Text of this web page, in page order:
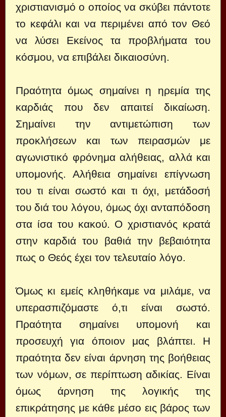
χριστιανισμό ο οποίος να σκύβει πάντοτε
το κεφάλι και να περιμένει από τον Θεό
να λύσει Εκείνος τα προβλήματα του
κόσμου, να επιβάλει δικαιοσύνη.
Πραότητα όμως σημαίνει η ηρεμία της
καρδιάς που δεν απαιτεί δικαίωση.
Σημαίνει την αντιμετώπιση των
προκλήσεων και των πειρασμών με
αγωνιστικό φρόνημα αλήθειας, αλλά και
υπομονής. Αλήθεια σημαίνει επίγνωση
του τι είναι σωστό και τι όχι, μετάδοσή
του διά του λόγου, όμως όχι ανταπόδοση
στα ίσα του κακού. Ο χριστιανός κρατά
στην καρδιά του βαθιά την βεβαιότητα
πως ο Θεός έχει τον τελευταίο λόγο.
Όμως κι εμείς κληθήκαμε να μιλάμε, να
υπερασπιζόμαστε ό,τι είναι σωστό.
Πραότητα σημαίνει υπομονή και
προσευχή για όποιον μας βλάπτει. Η
πραότητα δεν είναι άρνηση της βοήθειας
των νόμων, σε περίπτωση αδικίας. Είναι
όμως άρνηση της λογικής της
επικράτησης με κάθε μέσο εις βάρος των